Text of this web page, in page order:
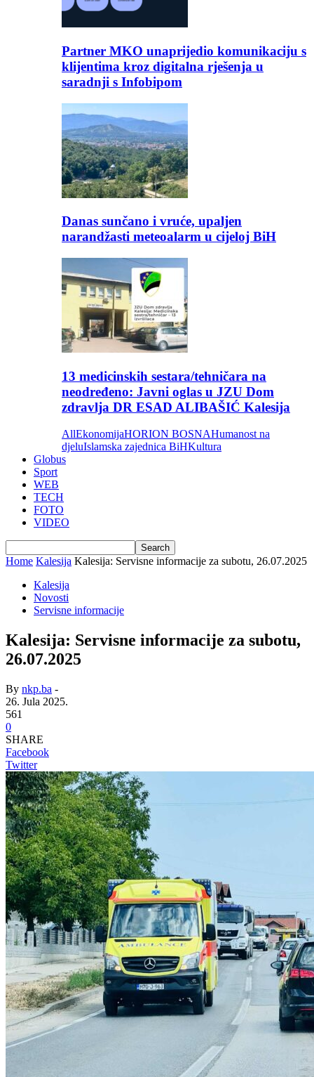
Partner MKO unaprijedio komunikaciju s
klijentima kroz digitalna rješenja u
saradnji s Infobipom
Danas sunčano i vruće, upaljen
narandžasti meteoalarm u cijeloj BiH
13 medicinskih sestara/tehničara na
neodređeno: Javni oglas u JZU Dom
zdravlja DR ESAD ALIBAŠIĆ Kalesija
AllEkonomijaHORION BOSNAHumanost na
djeluIslamska zajednica BiHKultura
Globus
Sport
WEB
TECH
FOTO
VIDEO
Home Kalesija Kalesija: Servisne informacije za subotu, 26.07.2025
Kalesija
Novosti
Servisne informacije
Kalesija: Servisne informacije za subotu,
26.07.2025
By nkp.ba -
26. Jula 2025.
561
0
SHARE
Facebook
Twitter